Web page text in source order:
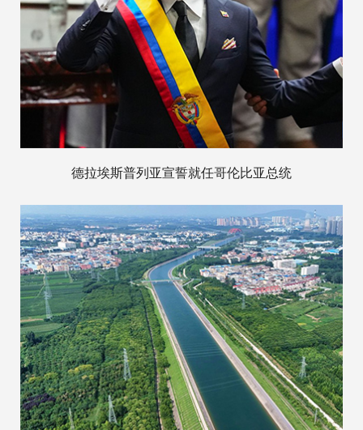
德拉埃斯普列亚宣誓就任哥伦比亚总统